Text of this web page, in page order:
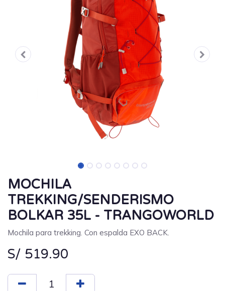
MOCHILA
TREKKING/SENDERISMO
BOLKAR 35L - TRANGOWORLD
Mochila para trekking. Con espalda EXO BACK.
S/ 519.90